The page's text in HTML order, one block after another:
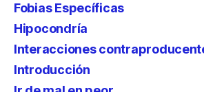
Fobias Específicas
Hipocondría
Interacciones
Introducción